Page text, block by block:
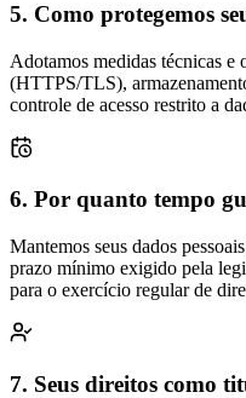
5. Como protegemos
Adotamos medidas técnicas e
(HTTPS/TLS),
controle de acesso restrito a
6. Por quanto tempo
Mantemos seus dados
prazo mínimo exigido pela
para o exercício regular de
7. Seus direitos como